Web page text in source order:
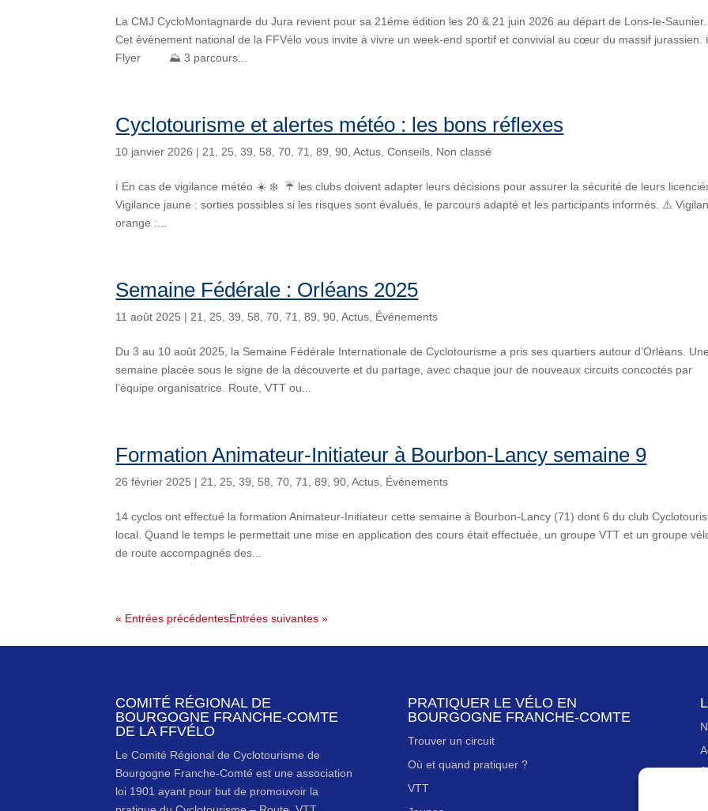
La CMJ CycloMontagnarde du Jura revient pour sa 21éme édition les 20 & 21 juin 2026 au départ de Lons-le-Saunier.
Cet événement national de la FFVélo vous invite à vivre un week-end sportif et convivial au cœur du massif jurassien. ℹ️
Flyer ⛰️ 3 parcours...
Cyclotourisme et alertes météo : les bons réflexes
10 janvier 2026 | 21 25 ,39 58 ,70 ,71 ,89 ,90 ,Actus ,Conseils Non classé
ℹ️ En cas de vigilance météo ☀️ ❄️ ️ ️☔ les clubs doivent adapter leurs décisions pour assurer la sécurité de leurs
Vigilance jaune : sorties possibles si les risques sont évalués, le parcours adapté et les participants informés. ⚠️
orange :...
Semaine Fédérale : Orléans 2025
11 août 2025 | 21 25 ,39 58 ,70 ,71 ,89 ,90 ,Actus Événements
Du 3 au 10 août 2025, la Semaine Fédérale Internationale de Cyclotourisme a pris ses quartiers autour d’Orléans. Une
semaine placée sous le signe de la découverte et du partage, avec chaque jour de nouveaux circuits concoctés par
l’équipe organisatrice. Route, VTT ou...
Formation Animateur-Initiateur à Bourbon-Lancy semaine 9
26 février 2025 | 21 25 ,39 58 ,70 ,71 ,89 ,90 ,Actus Événements
14 cyclos ont effectué la formation Animateur-Initiateur cette semaine à Bourbon-Lancy (71) dont 6 du club
local. Quand le temps le permettait une mise en application des cours était effectuée, un groupe VTT et un groupe
de route accompagnés des...
« Entrées précédentesEntrées suivantes »
COMITÉ RÉGIONAL DE
BOURGOGNE FRANCHE-COMTE
DE LA FFVÉLO
Le Comité Régional de Cyclotourisme de
Bourgogne Franche-Comté est une association
loi 1901 ayant pour but de promouvoir la
PRATIQUER LE VÉLO EN
BOURGOGNE FRANCHE-COMTE
Trouver un circuit
Où et quand pratiquer ?
VTT